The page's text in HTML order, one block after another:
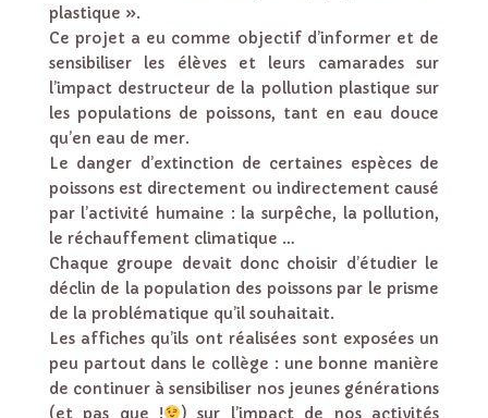
plastique ».
Ce projet a eu comme objectif d’informer et de
sensibiliser les élèves et leurs camarades sur
l’impact destructeur de la pollution plastique sur
les populations de poissons, tant en eau douce
qu’en eau de mer.
Le danger d’extinction de certaines espèces de
poissons est directement ou indirectement causé
par l’activité humaine : la surpêche, la pollution,
le réchauffement climatique …
Chaque groupe devait donc choisir d’étudier le
déclin de la population des poissons par le prisme
de la problématique qu’il souhaitait.
Les affiches qu’ils ont réalisées sont exposées un
peu partout dans le collège : une bonne manière
de continuer à sensibiliser nos jeunes générations
(et pas que !
) sur l’impact de nos activités